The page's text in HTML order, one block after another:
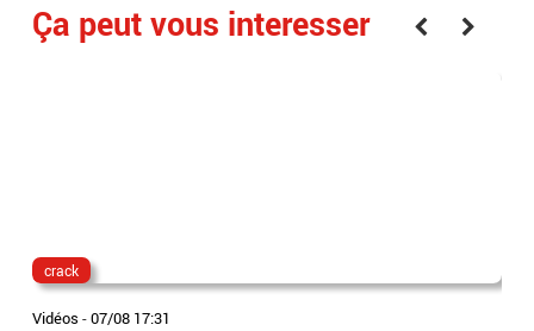
Ça peut vous interesser
crack
Vidéos -07/08 17:31